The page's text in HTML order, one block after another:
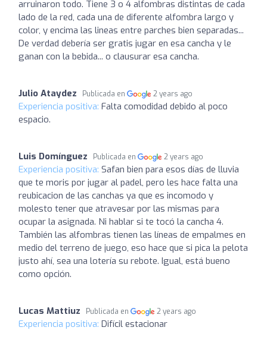
arruinaron todo. Tiene 3 o 4 alfombras distintas de cada
lado de la red, cada una de diferente alfombra largo y
color, y encima las lineas entre parches bien separadas...
De verdad debería ser gratis jugar en esa cancha y le
ganan con la bebida... o clausurar esa cancha.
Julio Ataydez Publicada en 2 years ago
Experiencia positiva: Falta comodidad debido al poco
espacio.
Luis Domínguez Publicada en 2 years ago
Experiencia positiva: Safan bien para esos días de lluvia
que te moris por jugar al padel, pero les hace falta una
reubicacion de las canchas ya que es incomodo y
molesto tener que atravesar por las mismas para
ocupar la asignada. Ni hablar si te tocó la cancha 4.
También las alfombras tienen las líneas de empalmes en
medio del terreno de juego, eso hace que si pica la pelota
justo ahí, sea una lotería su rebote. Igual, está bueno
como opción.
Lucas Mattiuz Publicada en 2 years ago
Experiencia positiva: Difícil estacionar